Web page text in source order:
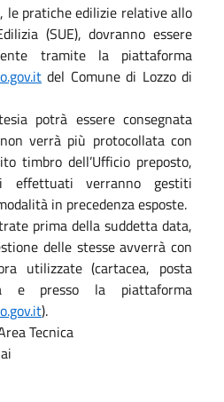
, le pratiche edilizie relative allo
(SUE), dovranno essere
tramite la piattaforma
del Comune di Lozzo di
potrà essere consegnata
verrà più protocollata con
timbro dell’Ufficio preposto,
verranno gestiti
in precedenza esposte.
prima della suddetta data,
delle stesse avverrà con
utilizzate (cartacea, posta
e presso la piattaforma
).
Tecnica